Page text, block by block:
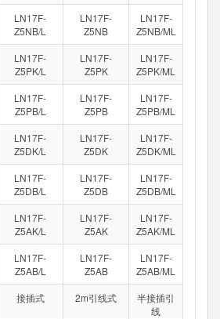
LN17F-
Z5NB/L
LN17F-
Z5NB
LN17F-
Z5NB/ML
LN17F-
Z5PK/L
LN17F-
Z5PK
LN17F-
Z5PK/ML
LN17F-
Z5PB/L
LN17F-
Z5PB
LN17F-
Z5PB/ML
LN17F-
Z5DK/L
LN17F-
Z5DK
LN17F-
Z5DK/ML
LN17F-
Z5DB/L
LN17F-
Z5DB
LN17F-
Z5DB/ML
LN17F-
Z5AK/L
LN17F-
Z5AK
LN17F-
Z5AK/ML
LN17F-
Z5AB/L
LN17F-
Z5AB
LN17F-
Z5AB/ML
接插式 2m引线式
半接插引
线